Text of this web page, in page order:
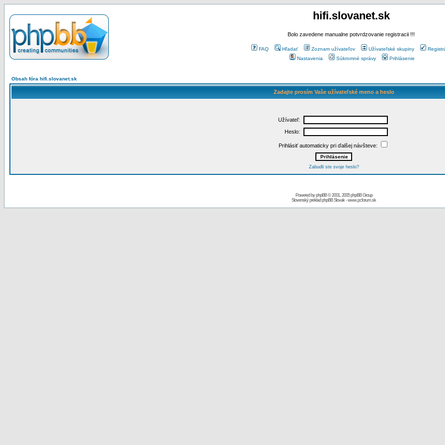
hifi.slovanet.sk
Bolo zavedene manualne potvrdzovanie registracii !!!
FAQ Hľadať Zoznam užívateľov Užívateľské skupiny
Nastavenia
Súkromné správy Prihlásenie
Obsah fóra hifi.slovanet.sk
Zadajte prosím Vaše užívateľské meno a heslo
Užívateľ:
Heslo:
Prihlásiť automaticky pri ďalšej návšteve:
Zabudli ste svoje heslo?
Powered byphpBB© 2001, 2005 phpBB Group
Slovenský preklad phpBB Slovak-www.pcforum.sk